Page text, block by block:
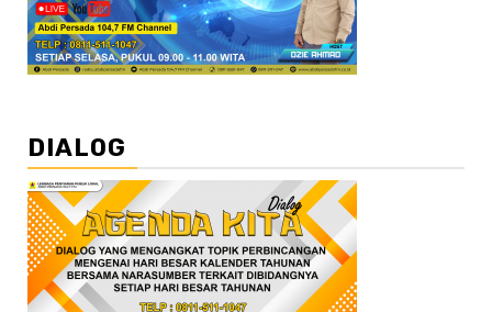
DIALOG